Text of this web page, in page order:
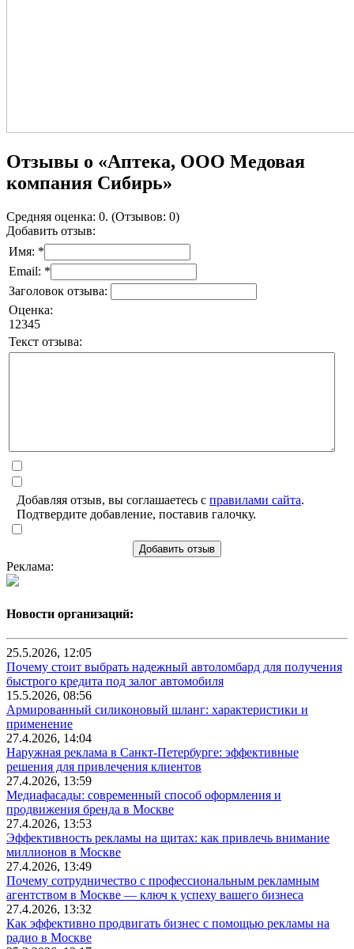
Отзывы о «Аптека, ООО Медовая
компания Сибирь»
Средняя оценка: 0. (Отзывов: 0)
Добавить отзыв:
Имя: *
Email: *
Заголовок отзыва:
Оценка:
1 2345
Текст отзыва:
Добавляя отзыв, вы соглашаетесь с правилами сайта.
Подтвердите добавление, поставив галочку.
Добавить отзыв
Реклама:
Новости организаций:
25.5.2026, 12:05
Почему стоит выбрать надежный автоломбард для получения
быстрого кредита под залог автомобиля
15.5.2026, 08:56
Армированный силиконовый шланг: характеристики и
применение
27.4.2026, 14:04
Наружная реклама в Санкт-Петербурге: эффективные
решения для привлечения клиентов
27.4.2026, 13:59
Медиафасады: современный способ оформления и
продвижения бренда в Москве
27.4.2026, 13:53
Эффективность рекламы на щитах: как привлечь внимание
миллионов в Москве
27.4.2026, 13:49
Почему сотрудничество с профессиональным рекламным
агентством в Москве — ключ к успеху вашего бизнеса
27.4.2026, 13:32
Как эффективно продвигать бизнес с помощью рекламы на
радио в Москве